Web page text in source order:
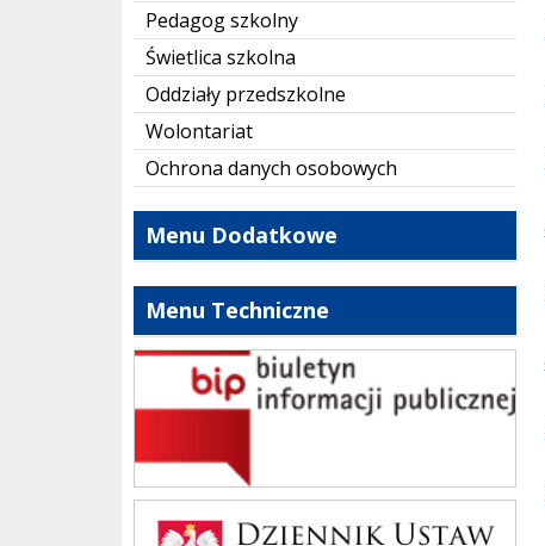
Pedagog szkolny
Świetlica szkolna
Oddziały przedszkolne
Wolontariat
Ochrona danych osobowych
Menu Dodatkowe
Menu Techniczne
bip szkoły
Dziennik Polski